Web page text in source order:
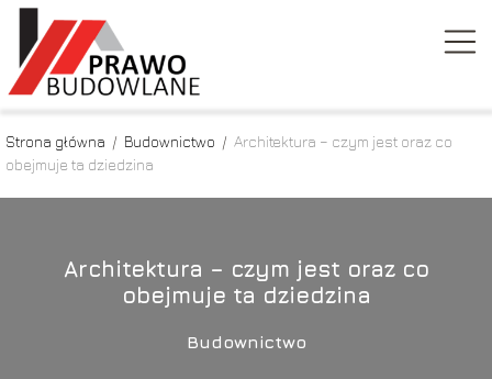
Strona główna / Budownictwo / Architektura – czym jest oraz co
obejmuje ta dziedzina
Architektura – czym jest oraz co
obejmuje ta dziedzina
Budownictwo